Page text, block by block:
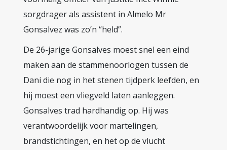
sorgdrager als assistent in Almelo Mr
Gonsalvez was zo’n “held”.
De 26-jarige Gonsalves moest snel een eind
maken aan de stammenoorlogen tussen de
Dani die nog in het stenen tijdperk leefden, en
hij moest een vliegveld laten aanleggen.
Gonsalves trad hardhandig op. Hij was
verantwoordelijk voor martelingen,
brandstichtingen, en het op de vlucht